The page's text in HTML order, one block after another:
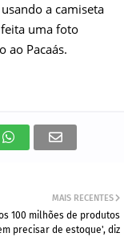
a camiseta
uma foto
ao Pacaás.
MAIS RECENTES
100 milhões de produtos
precisar de estoque', diz